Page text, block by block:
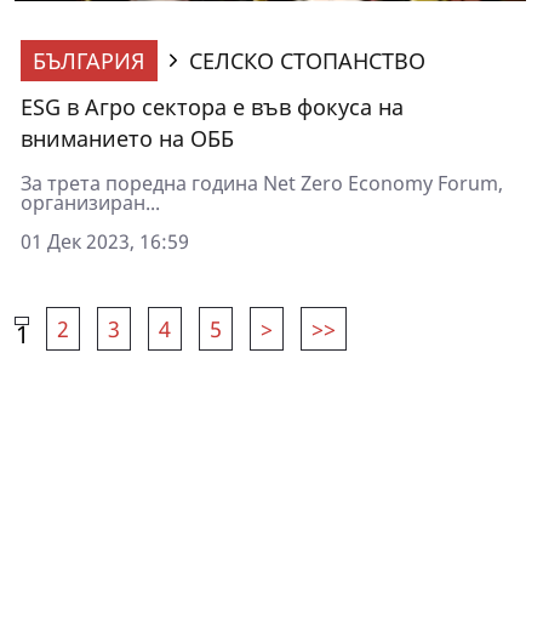
БЪЛГАРИЯ
СЕЛСКО СТОПАНСТВО
ЕSG в Агро сектора е във фокуса на
вниманието на ОББ
За трета поредна година Net Zero Economy Forum,
организиран...
01 Дек 2023, 16:59
1 2 3 4 5 > >>